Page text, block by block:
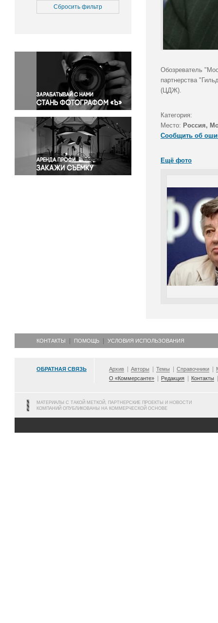
Медицина
Окружающая среда
Политика
Правосудие
Происшествия и конфликты
Религия
Светская жизнь
Спорт
Экология
Экономика и бизнес
Сбросить фильтр
Обозреватель
партнерства
(ЦДЖ).
Категория:
Место: Россия,
Сообщить об
Ещё фото
КОНТАКТЫ ПОМОЩЬ УСЛОВИЯ ИСПОЛЬЗОВАНИЯ
ОБРАТНАЯ СВЯЗЬ Архив Авторы Темы Справочники
О «Коммерсанте»
Редакция Контакты
МАТЕРИАЛЫ С ТАКОЙ МЕТКОЙ, ПАРТНЕРСКИЕ ПРОЕКТЫ И НОВОСТИ
КОМПАНИЙ ОПУБЛИКОВАНЫ НА КОММЕРЧЕСКОЙ ОСНОВЕ